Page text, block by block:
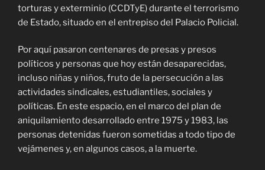
torturas y exterminio (CCDTyE) durante el terrorismo
de Estado, situado en el entrepiso del Palacio Policial.
Por aquí pasaron centenares de presas y presos
políticos y personas que hoy están desaparecidas,
incluso niñas y niños, fruto de la persecución a las
actividades sindicales, estudiantiles, sociales y
políticas. En este espacio, en el marco del plan de
aniquilamiento desarrollado entre 1975 y 1983, las
personas detenidas fueron sometidas a todo tipo de
vejámenes y, en algunos casos, a la muerte.